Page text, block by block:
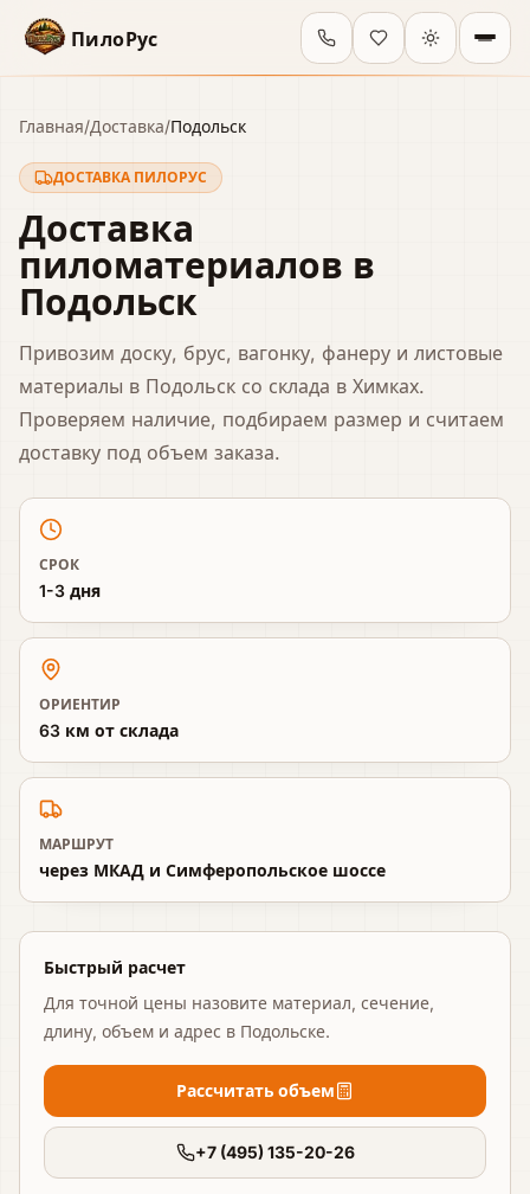
ПилоРус
Главная/Доставка/Подольск
ДОСТАВКА ПИЛОРУС
Доставка
пиломатериалов в
Подольск
Привозим доску, брус, вагонку, фанеру и листовые
материалы в Подольск со склада в Химках.
Проверяем наличие, подбираем размер и считаем
доставку под объем заказа.
СРОК
1-3 дня
ОРИЕНТИР
63 км от склада
МАРШРУТ
через МКАД и Симферопольское шоссе
Быстрый расчет
Для точной цены назовите материал, сечение,
длину, объем и адрес в Подольске.
Рассчитать объем
+7 (495) 135-20-26